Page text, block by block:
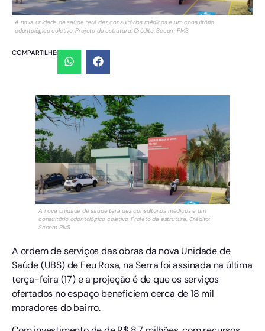
A nova unidade de saúde terá dez consultórios médicos e um consultório
odontológico coletivo. Projeto da estrutura. Crédito: Secom PMS
COMPARTILHE:
A nova unidade de saúde terá dez consultórios médicos e um
consultório odontológico coletivo. Projeto da estrutura. Crédito:
Secom PMS
A ordem de serviços das obras da nova Unidade de
Saúde (UBS) de Feu Rosa, na Serra foi assinada na última
terça-feira (17) e a projeção é de que os serviços
ofertados no espaço beneficiem cerca de 18 mil
moradores do bairro.